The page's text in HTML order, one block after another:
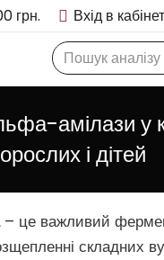
грн. Вхід в кабінет
Search:
амілази у
і дітей
– це важливий
складних